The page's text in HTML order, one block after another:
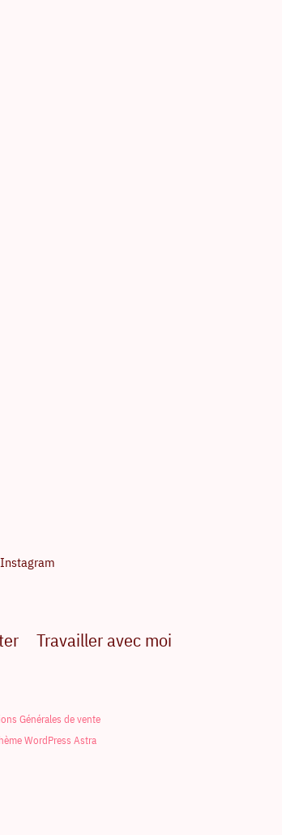
Instagram
Travailler avec moi
Générales de vente
WordPress Astra